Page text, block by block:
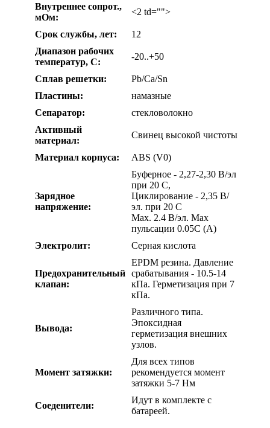
Внутреннее сопрот.,
мОм:
<2 td="">
Срок службы, лет:
12
Диапазон рабочих
температур, С:
-20..+50
Сплав решетки:
Pb/Ca/Sn
Пластины:
намазные
Сепаратор:
стекловолокно
Активный
материал:
Свинец высокой чистоты
Материал корпуса: ABS (V0)
Зарядное
напряжение:
Буферное - 2,27-2,30 В/эл
при 20 C,
Циклирование - 2,35 В/
эл. при 20 C
Max. 2.4 В/эл. Max
пульсации 0.05C (A)
Электролит:
Серная кислота
Предохранительный
клапан:
EPDM резина. Давление
срабатывания - 10.5-14
кПa. Герметизация при 7
кПa.
Вывода:
Различного типа.
Эпоксидная
герметизация внешних
узлов.
Момент затяжки:
Для всех типов
рекомендуется момент
затяжки 5-7 Нм
Соеденители:
Идут в комплекте с
батареей.